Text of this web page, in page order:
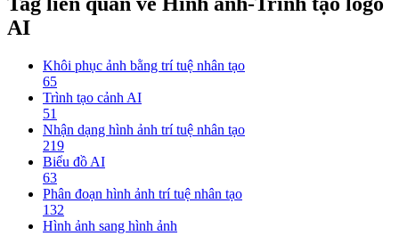
AI
Khôi phục ảnh bằng trí tuệ nhân tạo
65
Trình tạo cảnh AI
51
Nhận dạng hình ảnh trí tuệ nhân tạo
219
Biểu đồ AI
63
Phân đoạn hình ảnh trí tuệ nhân tạo
132
Hình ảnh sang hình ảnh